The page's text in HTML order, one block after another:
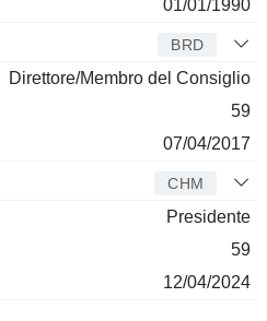
01/01/1990
BRD
Direttore/Membro del Consiglio
59
07/04/2017
CHM
Presidente
59
12/04/2024